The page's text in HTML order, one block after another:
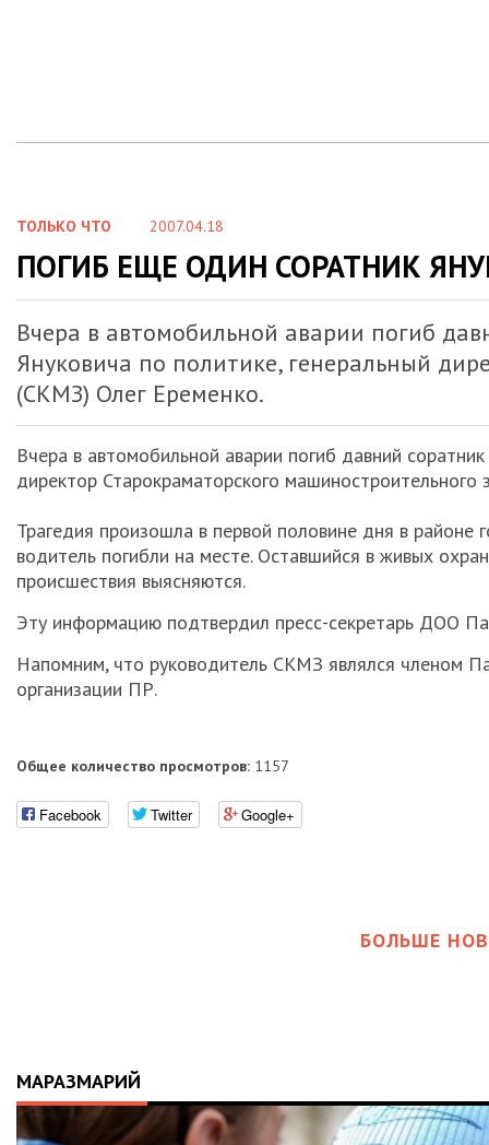
ТОЛЬКО ЧТО 2007.04.18
ПОГИБ ЕЩЕ ОДИН СОРАТНИК
Вчера в автомобильной аварии погиб
Януковича по политике, генеральный
(СКМЗ) Олег Еременко.
Вчера в автомобильной аварии погиб давний
директор Старокраматорского
Трагедия произошла в первой половине дня в
водитель погибли на месте. Оставшийся в живых
происшествия выясняются.
Эту информацию подтвердил пресс-секретарь ДОО
Напомним, что руководитель СКМЗ являлся членом
организации ПР.
Общее количество просмотров: 1157
Facebook Twitter Google+
БОЛЬШЕ
МАРАЗМАРИЙ